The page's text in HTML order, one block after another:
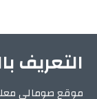
التعريف
موقع صومالي